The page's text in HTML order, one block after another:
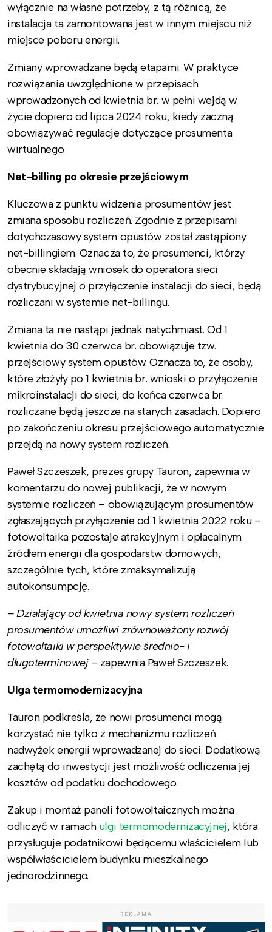
wyłącznie na własne potrzeby, z tą różnicą, że
instalacja ta zamontowana jest w innym miejscu niż
miejsce poboru energii.
Zmiany wprowadzane będą etapami. W praktyce
rozwiązania uwzględnione w przepisach
wprowadzonych od kwietnia br. w pełni wejdą w
życie dopiero od lipca 2024 roku, kiedy zaczną
obowiązywać regulacje dotyczące prosumenta
wirtualnego.
Net-billing po okresie przejściowym
Kluczowa z punktu widzenia prosumentów jest
zmiana sposobu rozliczeń. Zgodnie z przepisami
dotychczasowy system opustów został zastąpiony
net-billingiem. Oznacza to, że prosumenci, którzy
obecnie składają wniosek do operatora sieci
dystrybucyjnej o przyłączenie instalacji do sieci, będą
rozliczani w systemie net-billingu.
Zmiana ta nie nastąpi jednak natychmiast. Od 1
kwietnia do 30 czerwca br. obowiązuje tzw.
przejściowy system opustów. Oznacza to, że osoby,
które złożyły po 1 kwietnia br. wnioski o przyłączenie
mikroinstalacji do sieci, do końca czerwca br.
rozliczane będą jeszcze na starych zasadach. Dopiero
po zakończeniu okresu przejściowego automatycznie
przejdą na nowy system rozliczeń.
Paweł Szczeszek, prezes grupy Tauron, zapewnia w
komentarzu do nowej publikacji, że w nowym
systemie rozliczeń – obowiązującym prosumentów
zgłaszających przyłączenie od 1 kwietnia 2022 roku –
fotowoltaika pozostaje atrakcyjnym i opłacalnym
źródłem energii dla gospodarstw domowych,
szczególnie tych, które zmaksymalizują
autokonsumpcję.
– Działający od kwietnia nowy system rozliczeń
prosumentów umożliwi zrównoważony rozwój
fotowoltaiki w perspektywie średnio- i
długoterminowej –zapewnia Paweł Szczeszek.
Ulga termomodernizacyjna
Tauron podkreśla, że nowi prosumenci mogą
korzystać nie tylko z mechanizmu rozliczeń
nadwyżek energii wprowadzanej do sieci. Dodatkową
zachętą do inwestycji jest możliwość odliczenia jej
kosztów od podatku dochodowego.
Zakup i montaż paneli fotowoltaicznych można
odliczyć w ramach ulgi termomodernizacyjnej, która
przysługuje podatnikowi będącemu właścicielem lub
współwłaścicielem budynku mieszkalnego
jednorodzinnego.
REKLAMA